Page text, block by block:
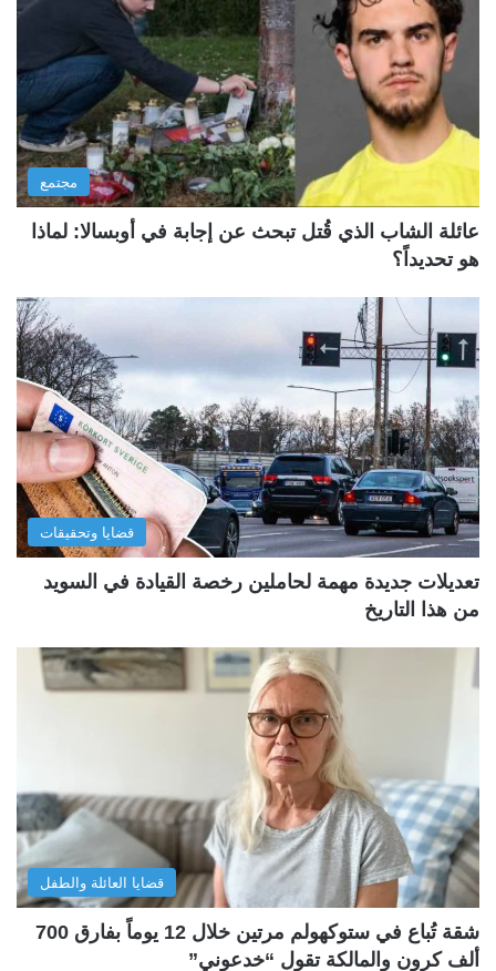
مجتمع
عائلة الشاب الذي قُتل تبحث عن إجابة في أوبسالا: لماذا
هو تحديداً؟
قضايا وتحقيقات
تعديلات جديدة مهمة لحاملين رخصة القيادة في السويد
من هذا التاريخ
قضايا العائلة والطفل
شقة تُباع في ستوكهولم مرتين خلال 12 يوماً بفارق 700
ألف كرون والمالكة تقول “خدعوني”